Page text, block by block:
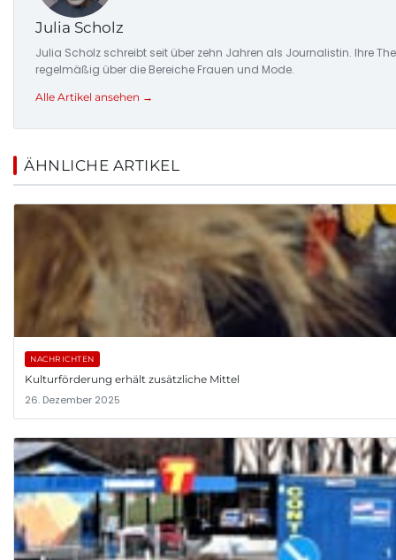
Julia Scholz
Julia Scholz schreibt seit über zehn Jahren als Journalistin. Ihre
regelmäßig über die Bereiche Frauen und Mode.
Alle Artikel ansehen →
ÄHNLICHE ARTIKEL
NACHRICHTEN
Kulturförderung erhält zusätzliche Mittel
26. Dezember 2025